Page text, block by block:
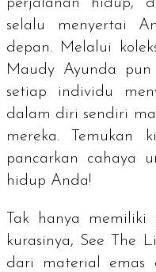
selalu menyertai
depan. Melalui
Maudy Ayunda
setiap individu
dalam diri sendiri
mereka.
pancarkan cahaya
hidup Anda!
Tak hanya
kurasinya, See The
dari material emas